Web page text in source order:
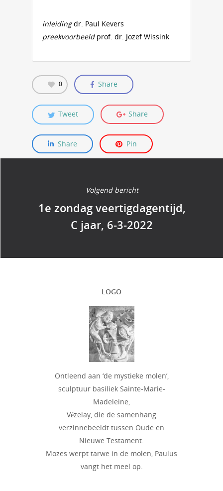
inleidingdr. Paul Kevers
preekvoorbeeldprof. dr. Jozef Wissink
0 Share
Tweet Share
Share Pin
Volgend bericht
1e zondag veertigdagentijd,
C jaar, 6-3-2022
LOGO
Ontleend aan ‘de mystieke molen’,
sculptuur basiliek Sainte-Marie-
Madeleine,
Vézelay, die de samenhang
verzinnebeeldt tussen Oude en
Nieuwe Testament.
Mozes werpt tarwe in de molen, Paulus
vangt het meel op.